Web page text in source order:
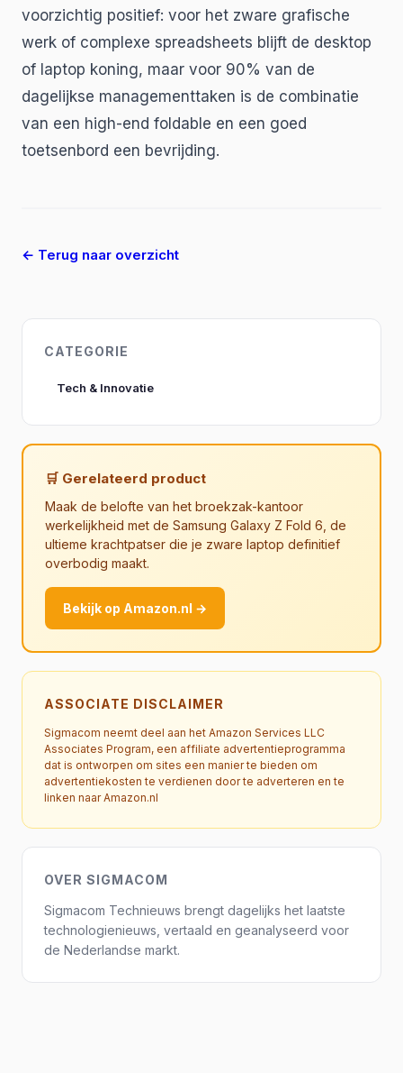
voorzichtig positief: voor het zware grafische
werk of complexe spreadsheets blijft de desktop
of laptop koning, maar voor 90% van de
dagelijkse managementtaken is de combinatie
van een high-end foldable en een goed
toetsenbord een bevrijding.
← Terug naar overzicht
CATEGORIE
Tech & Innovatie
🛒 Gerelateerd product
Maak de belofte van het broekzak-kantoor
werkelijkheid met de Samsung Galaxy Z Fold 6, de
ultieme krachtpatser die je zware laptop definitief
overbodig maakt.
Bekijk op Amazon.nl →
ASSOCIATE DISCLAIMER
Sigmacom neemt deel aan het Amazon Services LLC
Associates Program, een affiliate advertentieprogramma
dat is ontworpen om sites een manier te bieden om
advertentiekosten te verdienen door te adverteren en te
linken naar Amazon.nl
OVER SIGMACOM
Sigmacom Technieuws brengt dagelijks het laatste
technologienieuws, vertaald en geanalyseerd voor
de Nederlandse markt.